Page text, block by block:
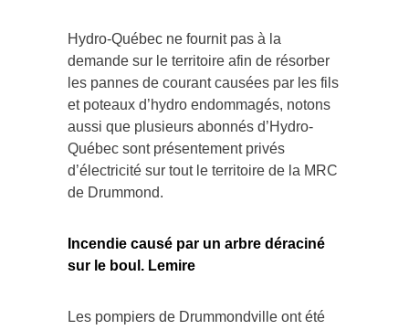
Hydro-Québec ne fournit pas à la
demande sur le territoire afin de résorber
les pannes de courant causées par les fils
et poteaux d’hydro endommagés, notons
aussi que plusieurs abonnés d’Hydro-
Québec sont présentement privés
d’électricité sur tout le territoire de la MRC
de Drummond.
Incendie causé par un arbre déraciné
sur le boul. Lemire
Les pompiers de Drummondville ont été